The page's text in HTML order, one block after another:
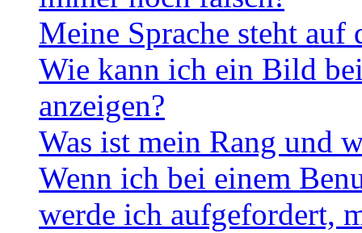
Meine Sprache steht
Wie kann ich ein Bild
anzeigen?
Was ist mein Rang und
Wenn ich bei einem
werde ich aufgefordert,